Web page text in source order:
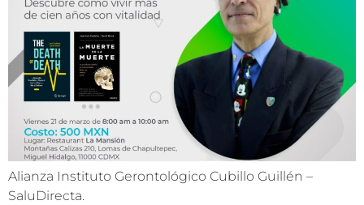
Alianza Instituto Gerontológico Cubillo Guillén –
SaluDirecta.